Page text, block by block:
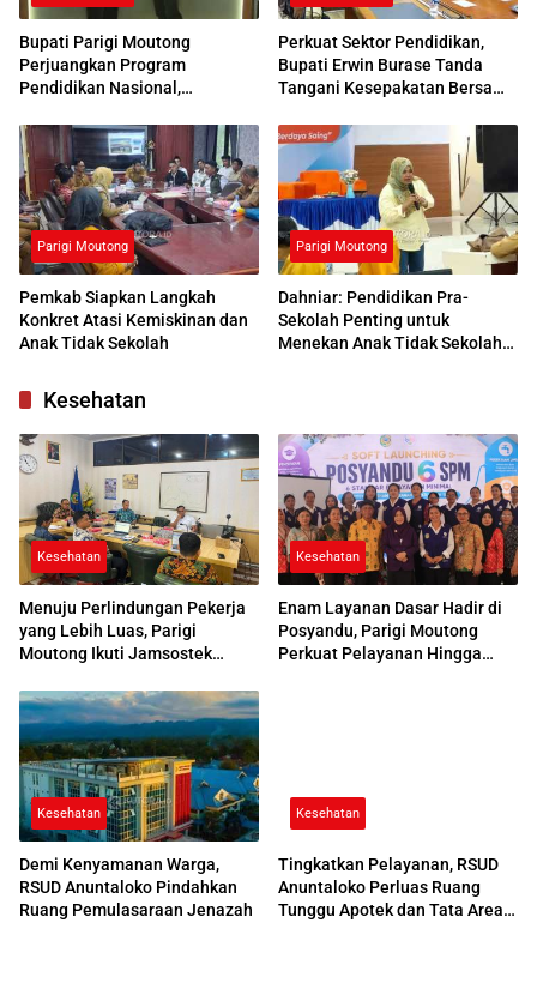
Bupati Parigi Moutong
Perjuangkan Program
Pendidikan Nasional,
Respons Positif
Perkuat Sektor Pendidikan,
Bupati Erwin Burase Tanda
Tangani Kesepakatan Bersama
Parigi Moutong
Pemkab Siapkan Langkah
Konkret Atasi Kemiskinan dan
Anak Tidak Sekolah
Parigi Moutong
Dahniar: Pendidikan Pra-
Sekolah Penting untuk
Menekan Anak Tidak Sekolah
Kesehatan
Kesehatan
Menuju Perlindungan Pekerja
yang Lebih Luas, Parigi
Moutong Ikuti Jamsostek
Kesehatan
Enam Layanan Dasar Hadir di
Posyandu, Parigi Moutong
Perkuat Pelayanan Hingga
Kesehatan
Demi Kenyamanan Warga,
RSUD Anuntaloko Pindahkan
Ruang Pemulasaraan Jenazah
Kesehatan
Tingkatkan Pelayanan, RSUD
Anuntaloko Perluas Ruang
Tunggu Apotek dan Tata Area